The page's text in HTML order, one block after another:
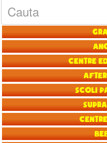
Centre
Scoli